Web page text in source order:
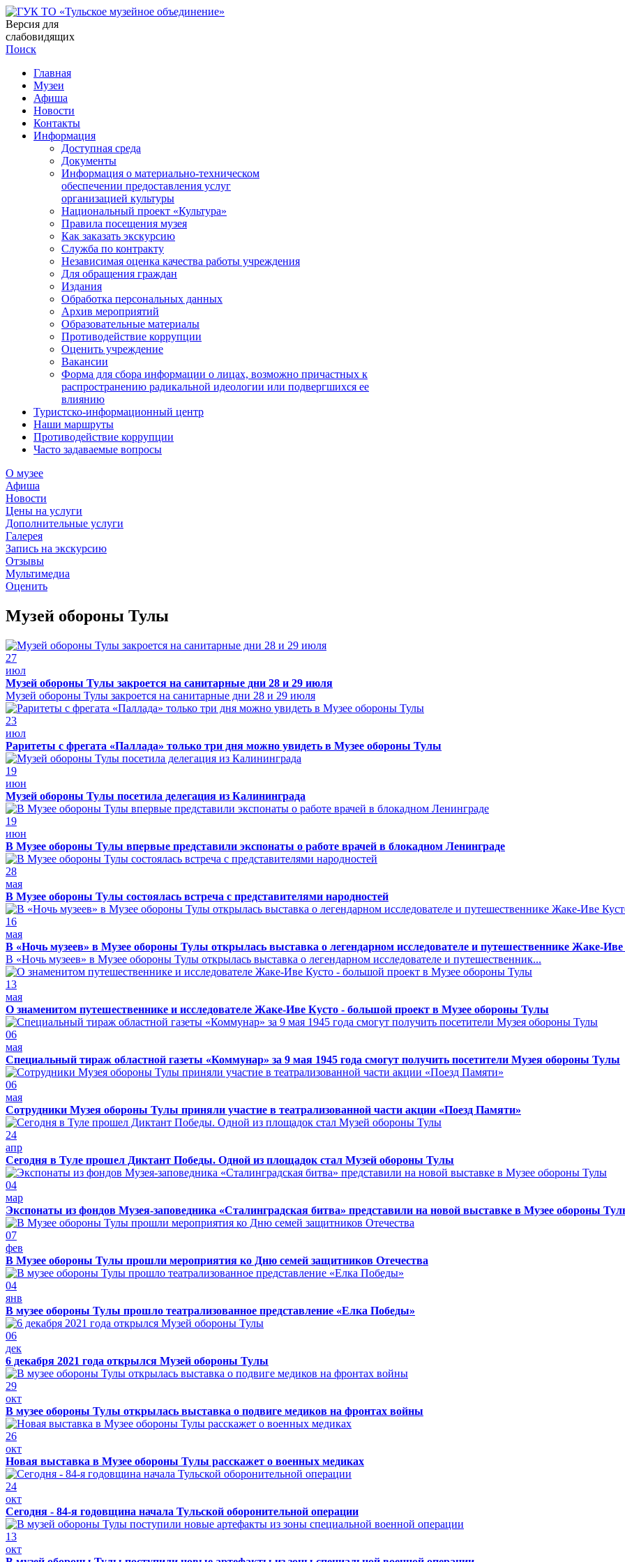
Версия для
слабовидящих
Поиск
Главная
Музеи
Афиша
Новости
Контакты
Информация
Доступная среда
Документы
Информация о материально-техническом
обеспечении предоставления услуг
организацией культуры
Национальный проект «Культура»
Правила посещения музея
Как заказать экскурсию
Служба по контракту
Независимая оценка качества работы учреждения
Для обращения граждан
Издания
Обработка персональных данных
Архив мероприятий
Образовательные материалы
Противодействие коррупции
Оценить учреждение
Вакансии
Форма для сбора информации о лицах, возможно причастных к
распространению радикальной идеологии или подвергшихся ее
влиянию
Туристско-информационный центр
Наши маршруты
Противодействие коррупции
Часто задаваемые вопросы
О музее
Афиша
Новости
Цены на услуги
Дополнительные услуги
Галерея
Запись на экскурсию
Отзывы
Мультимедиа
Оценить
Музей обороны Тулы
27
июл
Музей обороны Тулы закроется на санитарные дни 28 и 29 июля
Музей обороны Тулы закроется на санитарные дни 28 и 29 июля
23
июл
Раритеты с фрегата «Паллада» только три дня можно увидеть в Музее обороны Тулы
19
июн
Музей обороны Тулы посетила делегация из Калининграда
19
июн
В Музее обороны Тулы впервые представили экспонаты о работе врачей в блокадном Ленинграде
28
мая
В Музее обороны Тулы состоялась встреча с представителями народностей
16
мая
В «Ночь музеев» в Музее обороны Тулы открылась выставка о легендарном исследователе и путешественнике Жаке-
В «Ночь музеев» в Музее обороны Тулы открылась выставка о легендарном исследователе и путешественник...
13
мая
О знаменитом путешественнике и исследователе Жаке-Иве Кусто - большой проект в Музее обороны Тулы
06
мая
Специальный тираж областной газеты «Коммунар» за 9 мая 1945 года смогут получить посетители Музея обороны Тулы
06
мая
Сотрудники Музея обороны Тулы приняли участие в театрализованной части акции «Поезд Памяти»
24
апр
Сегодня в Туле прошел Диктант Победы. Одной из площадок стал Музей обороны Тулы
04
мар
Экспонаты из фондов Музея-заповедника «Сталинградская битва» представили на новой выставке в Музее обороны
07
фев
В Музее обороны Тулы прошли мероприятия ко Дню семей защитников Отечества
04
янв
В музее обороны Тулы прошло театрализованное представление «Елка Победы»
06
дек
6 декабря 2021 года открылся Музей обороны Тулы
29
окт
В музее обороны Тулы открылась выставка о подвиге медиков на фронтах войны
26
окт
Новая выставка в Музее обороны Тулы расскажет о военных медиках
24
окт
Сегодня - 84-я годовщина начала Тульской оборонительной операции
13
окт